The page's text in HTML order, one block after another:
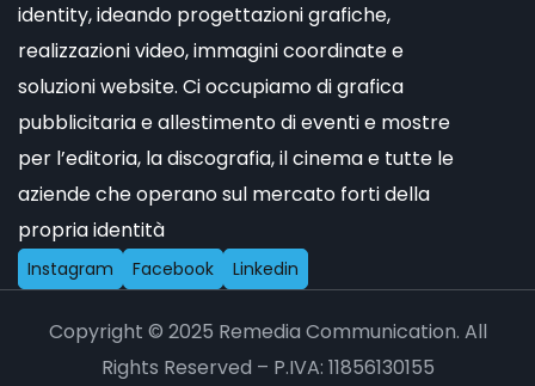
identity, ideando progettazioni grafiche,
realizzazioni video, immagini coordinate e
soluzioni website. Ci occupiamo di grafica
pubblicitaria e allestimento di eventi e mostre
per l’editoria, la discografia, il cinema e tutte le
aziende che operano sul mercato forti della
propria identità
Instagram Facebook Linkedin
Copyright © 2025 Remedia Communication. All
Rights Reserved – P.IVA: 11856130155